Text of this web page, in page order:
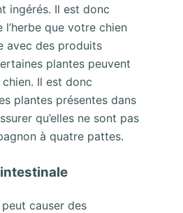
ingérés. Il est donc
que votre chien
avec des produits
plantes peuvent
Il est donc
plantes présentes dans
qu’elles ne sont pas
à quatre pattes.
intestinale
peut causer des